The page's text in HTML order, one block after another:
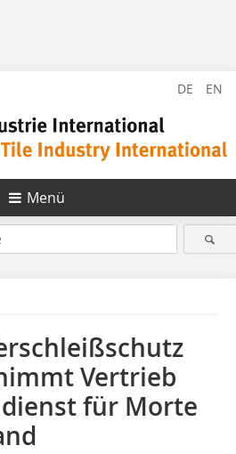
DE EN
Menü
Vertrieb
für Morte